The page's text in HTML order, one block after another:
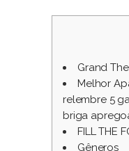
Grand
Melhor
relembre 5
briga
FILL THE
Gêneros